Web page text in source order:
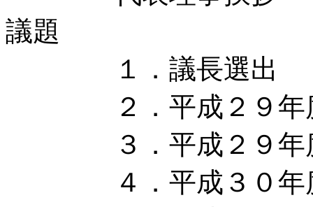
議題
１．議長選出
２．平成２９年度
３．平成２９年度
４．平成３０年度